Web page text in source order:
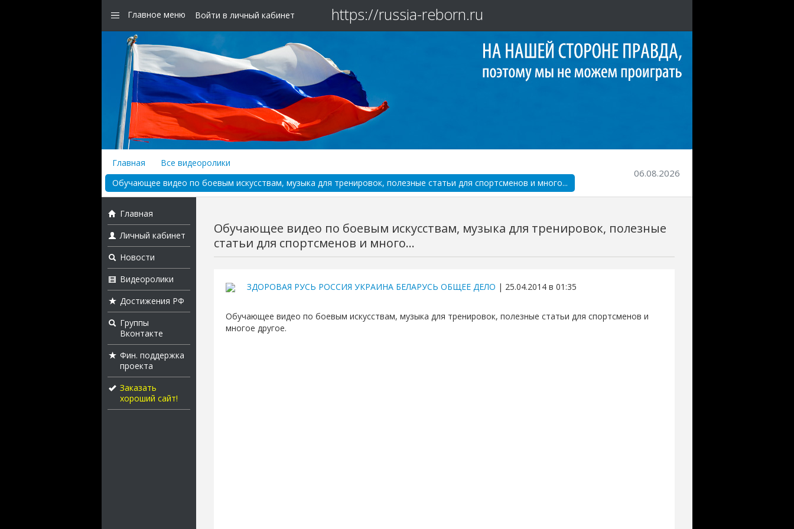
Главное меню Войти в личный кабинет https://russia-reborn.ru
Главная
Все видеоролики
Обучающее видео по боевым искусствам, музыка для тренировок, полезные статьи для спортсменов и много...
06.08.2026
Главная
Личный кабинет
Новости
Видеоролики
Достижения РФ
Группы
Вконтакте
Фин. поддержка
проекта
Заказать
хороший сайт!
Обучающее видео по боевым искусствам, музыка для тренировок, полезные
статьи для спортсменов и много...
ЗДОРОВАЯ РУСЬ РОССИЯ УКРАИНА БЕЛАРУСЬ ОБЩЕЕ ДЕЛО | 25.04.2014 в 01:35
Обучающее видео по боевым искусствам, музыка для тренировок, полезные статьи для спортсменов и
многое другое.